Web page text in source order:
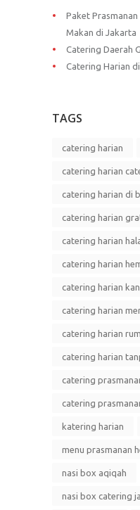
Paket
Makan di Jakarta
Catering Daerah
Catering Harian
TAGS
catering harian
catering harian
catering harian di
catering harian
catering harian
catering harian
catering harian
catering harian
catering harian
catering harian
catering
catering
katering harian
menu prasmanan
nasi box aqiqah
nasi box catering